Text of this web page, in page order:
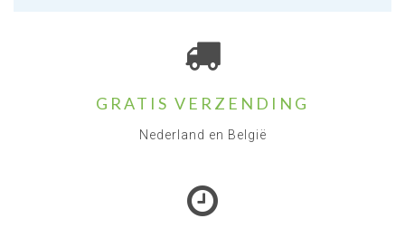
GRATIS VERZENDING
Nederland en België